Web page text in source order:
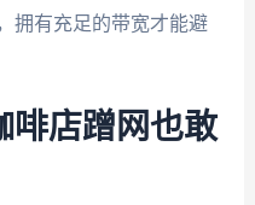
拥有充足的带宽才能避
啡店蹭网也敢